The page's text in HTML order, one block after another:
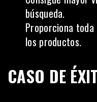
búsqueda.
Proporciona
los productos.
CASO DE